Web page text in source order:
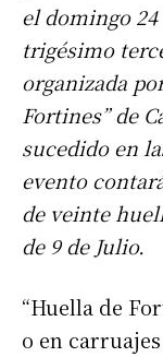
el domingo
trigésimo
organizada
Fortines” de
sucedido en
evento
de veinte
de 9 de Julio.
“Huella de
o en